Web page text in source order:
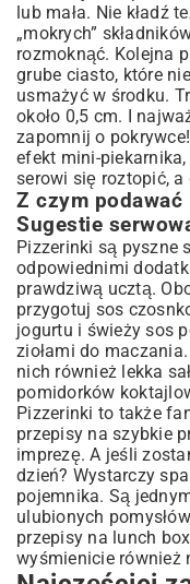
lub mała. Nie kładź
„mokrych”
rozmoknąć. Kolejna
grube ciasto, które
usmażyć w środku.
około 0,5 cm. I
zapomnij o
efekt mini-
serowi się roztopić, a
Z czym
Sugestie
Pizzerinki są pyszne
odpowiednimi
prawdziwą ucztą.
przygotuj sos
jogurtu i świeży sos
ziołami do
nich również lekka
pomidorków
Pizzerinki to także
przepisy na szybkie
imprezę. A jeśli
dzień? Wystarczy
pojemnika. Są
ulubionych
przepisy na lunch box
wyśmienicie również